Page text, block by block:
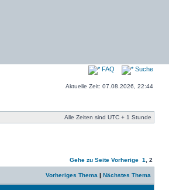
FAQ Suche
Aktuelle Zeit: 07.08.2026, 22:44
Alle Zeiten sind UTC + 1 Stunde
Gehe zu Seite Vorherige 1 2
Vorheriges Thema | Nächstes Thema